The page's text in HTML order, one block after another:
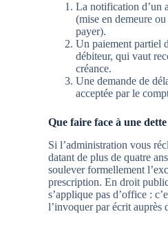
La notification d’un
(mise en demeure
payer).
Un paiement partiel
débiteur, qui vaut
créance.
Une demande de
acceptée par le
Que faire face à une
Si l’administration vous
datant de plus de quatre
soulever formellement
prescription. En droit
s’applique pas d’office :
l’invoquer par écrit auprès